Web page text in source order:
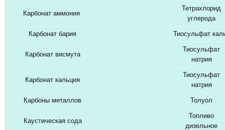
Карбонат аммония
Тетрахлорид
углерода
Карбонат бария Тиосульфат
Карбонат висмута
Тиосульфат
натрия
Карбонат кальция
Тиосульфат
натрия
Карбоны металлов Толуол
Каустическая сода
Топливо
дизельное